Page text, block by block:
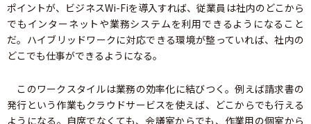
ポイントが、ビジネスWi-Fiを導入すれば、従業員は社内のどこから
でもインターネットや業務システムを利用できるようになること
だ。ハイブリッドワークに対応できる環境が整っていれば、社内の
どこでも仕事ができるようになる。
このワークスタイルは業務の効率化に結びつく。例えば請求書の
発行という作業もクラウドサービスを使えば、どこからでも行える
ようになる。自席でなくても、会議室からでも、作業用の個室から